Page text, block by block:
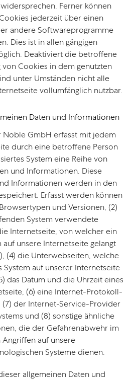
Ferner können
jederzeit über einen
andere Softwareprogramme
Dies ist in allen gängigen
Deaktiviert die betroffene
von Cookies in dem genutzten
unter Umständen nicht alle
vollumfänglich nutzbar.
Daten und Informationen
Noble GmbH erfasst mit jedem
durch eine betroffene Person
System eine Reihe von
und Informationen. Diese
Informationen werden in den
Erfasst werden können
und Versionen, (2)
System verwendete
Internetseite, von welcher ein
auf unsere Internetseite gelangt
(4) die Unterwebseiten, welche
System auf unserer Internetseite
das Datum und die Uhrzeit eines
(6) eine Internet-Protokoll-
(7) der Internet-Service-Provider
und (8) sonstige ähnliche
die der Gefahrenabwehr im
Angriffen auf unsere
Systeme dienen.
allgemeinen Daten und